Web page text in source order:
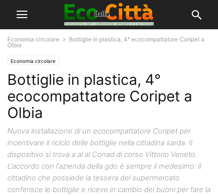
Economia circolare
Bottiglie in plastica, 4° ecocompattatore Coripet a
Olbia
Economia circolare
Bottiglie in plastica, 4°
ecocompattatore Coripet a
Olbia
Nuova installazione di un ecocompattatore Coripet per
incentivare il riciclo delle bottiglie nella cittadina sarda. Il
dispositivo si trova a al al Conad di corso Vittorio Veneto.
L'accordo con l'azienda della gdo è sempre il medesimo: il
cittadino che possiede la tessera del supermercato
conferisce le bottiglie e riceve in cambio dei buoni per fare la